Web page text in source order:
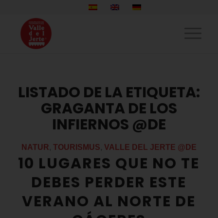
LISTADO DE LA ETIQUETA:
GRAGANTA DE LOS
INFIERNOS @DE
NATUR TOURISMUS VALLE DEL JERTE @DE
10 LUGARES QUE NO TE
DEBES PERDER ESTE
VERANO AL NORTE DE